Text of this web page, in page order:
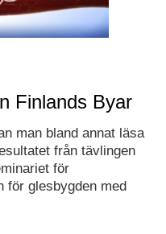
Finlands Byar
man bland annat läsa
från tävlingen
för
för glesbygden med